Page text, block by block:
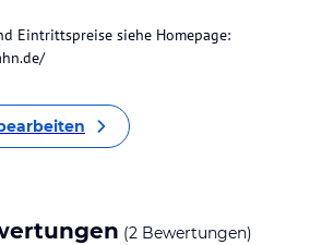
Eintrittspreise siehe Homepage:
(2 Bewertungen)